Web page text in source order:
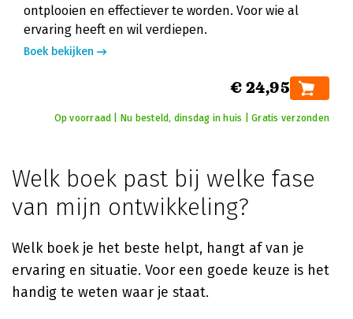
ontplooien en effectiever te worden. Voor wie al
ervaring heeft en wil verdiepen.
Boek bekijken
€ 24,95
Op voorraad | Nu besteld, dinsdag in huis | Gratis verzonden
Welk boek past bij welke fase
van mijn ontwikkeling?
Welk boek je het beste helpt, hangt af van je
ervaring en situatie. Voor een goede keuze is het
handig te weten waar je staat.